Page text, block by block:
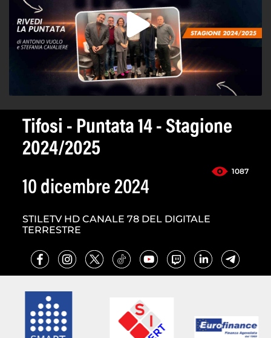
Tifosi - Puntata 14 - Stagione
2024/2025
1087
10 dicembre 2024
STILETV HD CANALE 78 DEL DIGITALE
TERRESTRE